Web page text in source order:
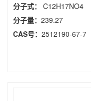
分子式： C12H17NO4
分子量： 239.27
CAS号： 2512190-67-7